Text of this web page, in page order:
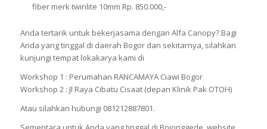
fiber merk twinlite 10mm Rp. 850.000,-
Anda tertarik untuk bekerjasama dengan Alfa Canopy? Bagi
Anda yang tinggal di daerah Bogor dan sekitarnya, silahkan
kunjungi tempat lokakarya kami di
Workshop 1 : Perumahan RANCAMAYA Ciawi Bogor
Workshop 2 : Jl Raya Cibatu Cisaat (depan Klinik Pak OTOH)
Atau silahkan hubungi 081212887801.